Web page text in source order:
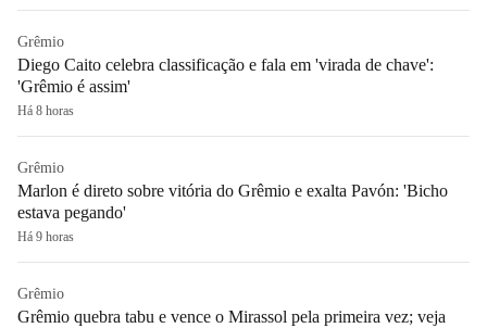
Grêmio
Diego Caito celebra classificação e fala em 'virada de chave':
'Grêmio é assim'
Há 8 horas
Grêmio
Marlon é direto sobre vitória do Grêmio e exalta Pavón: 'Bicho
estava pegando'
Há 9 horas
Grêmio
Grêmio quebra tabu e vence o Mirassol pela primeira vez; veja